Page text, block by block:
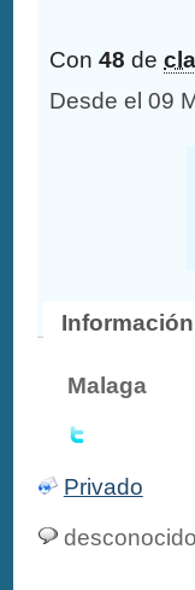
Con48 de
Desde el 09
Información
Malaga
Privado
desconocido